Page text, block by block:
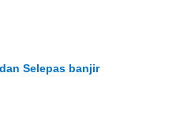
Selepas banjir